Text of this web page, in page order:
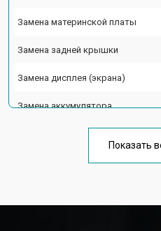
Замена материнской платы
Замена задней крышки
Замена дисплея (экрана)
Замена аккумулятора
Ремонт цепи питания
Показать